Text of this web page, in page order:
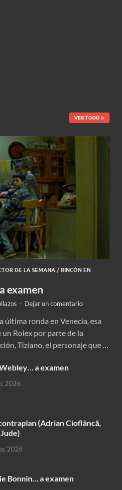
VER TODO
DE LA SEMANA / RINCÓN EN
examen
- Dejar un comentario
última ronda en Venecia, esa
Rolex por parte de la
Tiziano, el personaje que …
a examen
2026
(Adrian Cioflâncã,
2026
Bonnin… a examen